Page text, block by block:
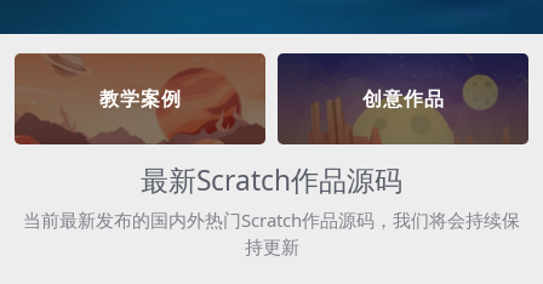
教学案例 创意作品
最新Scratch作品源码
当前最新发布的国内外热门Scratch作品源码，我们将会持续保
持更新